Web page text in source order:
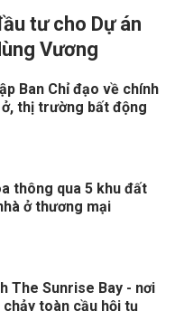
tư cho Dự án
Vương
Ban Chỉ đạo về chính
thị trường bất động
thông qua 5 khu đất
ở thương mại
The Sunrise Bay - nơi
chảy toàn cầu hội tụ